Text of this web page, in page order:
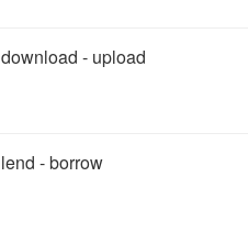
download - upload
lend - borrow